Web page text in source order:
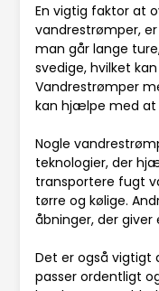
En vigtig faktor at
vandrestrømper,
man går lange
svedige, hvilket
Vandrestrømper
kan hjælpe med at
Nogle
teknologier, der
transportere fugt
tørre og kølige.
åbninger, der giver
Det er også
passer ordentligt